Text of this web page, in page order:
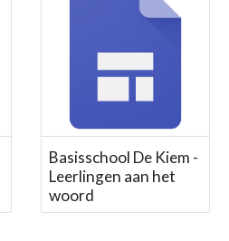
Basisschool De Kiem -
Leerlingen aan het
woord